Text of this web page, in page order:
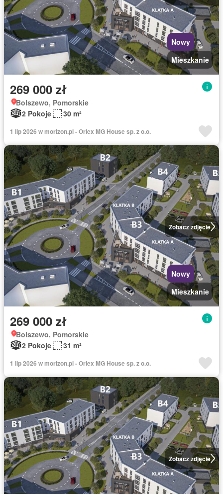
Nowy
Mieszkanie
269 000 zł
Bolszewo, Pomorskie
2 Pokoje
30 m²
1 lip 2026 w morizon.pl - Orlex MG House sp. z o.o.
Zobacz zdjęcie
Nowy
Mieszkanie
269 000 zł
Bolszewo, Pomorskie
2 Pokoje
31 m²
1 lip 2026 w morizon.pl - Orlex MG House sp. z o.o.
Zobacz zdjęcie